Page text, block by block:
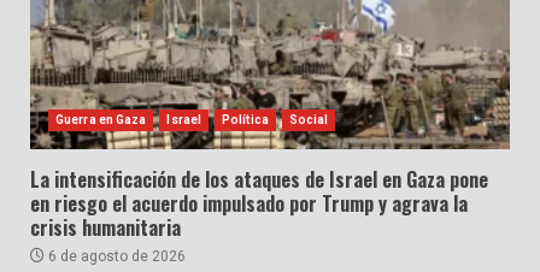
Guerra en Gaza Israel Política Social
La intensificación de los ataques de Israel en Gaza pone
en riesgo el acuerdo impulsado por Trump y agrava la
crisis humanitaria
6 de agosto de 2026